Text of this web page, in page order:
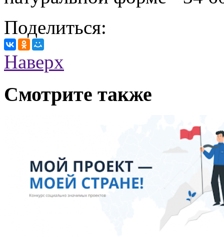
Поделиться:
Наверх
Смотрите также